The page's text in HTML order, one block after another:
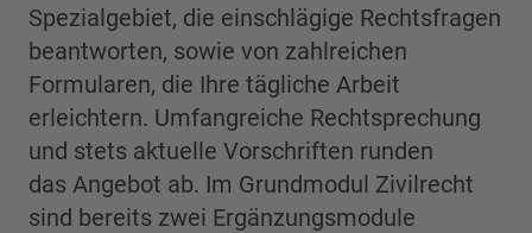
Spezialgebiet, die einschlägige Rechtsfragen
beantworten, sowie von zahlreichen
Formularen, die Ihre tägliche Arbeit
erleichtern. Umfangreiche Rechtsprechung
und stets aktuelle Vorschriften runden
das Angebot ab. Im Grundmodul Zivilrecht
sind bereits zwei Ergänzungsmodule